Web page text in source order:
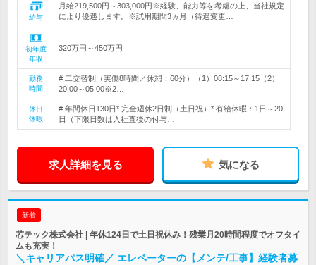
給与
月給219,500円～303,000円※経験、能力等を考慮の上、当社規定
により優遇します。※試用期間3ヵ月（待遇変更…
初年度
年収
320万円～450万円
勤務
時間
# 二交替制（実働8時間／休憩：60分）（1）08:15～17:15（2）
20:00～05:00※2…
休日
休暇
# 年間休日130日* 完全週休2日制（土日祝）* 有給休暇：1日～20
日（下限日数は入社直後の付与…
求人詳細を見る 気になる
新着
芯テック株式会社 | 年休124日で土日祝休み！残業月20時間程度でオフタイ
ムも充実！
＼キャリアパス明確／ エレベーターの【メンテ/工事】経験者募